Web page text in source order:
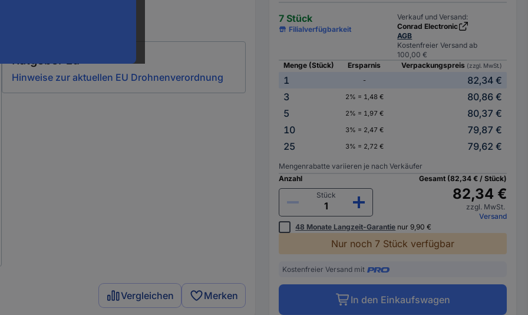
Hinweise zur aktuellen EU Drohnenverordnung
Vergleichen Merken
7 Stück
Filialverfügbarkeit
Verkauf und Versand:
Conrad Electronic
AGB
Kostenfreier Versand ab
100,00 €
Menge (Stück)
Ersparnis Verpackungspreis (zzgl. MwSt.)
1 -
82,34 €
3
2% = 1,48 €
80,86 €
5
2% = 1,97 €
80,37 €
10
3% = 2,47 €
79,87 €
25
3% = 2,72 € 79,62 €
Mengenrabatte variieren je nach Verkäufer
Anzahl
Stück
Gesamt (82,34 € / Stück)
82,34 €
zzgl. MwSt.
Versand
48 Monate Langzeit-Garantie nur 9,90 €
Nur noch 7 Stück verfügbar
Kostenfreier Versand mit
In den Einkaufswagen